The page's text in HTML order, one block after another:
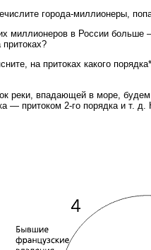
города-миллионеры,
миллионеров в России
на притоках какого
реки, впадающей в море, будем
— притоком 2-го порядка и т.